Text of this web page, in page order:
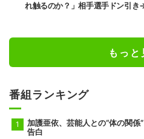
れ触るのか？」相手選手ドン引き
もっと
番組ランキング
加護亜依、芸能人との“体の関係
告白